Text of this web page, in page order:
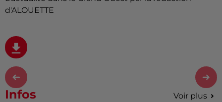
d'ALOUETTE
Infos Voir plus